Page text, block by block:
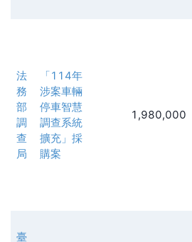
法
務
部
調
查
局
「114年
涉案車輛
停車智慧
調查系統
擴充」採
購案
1,980,000
臺